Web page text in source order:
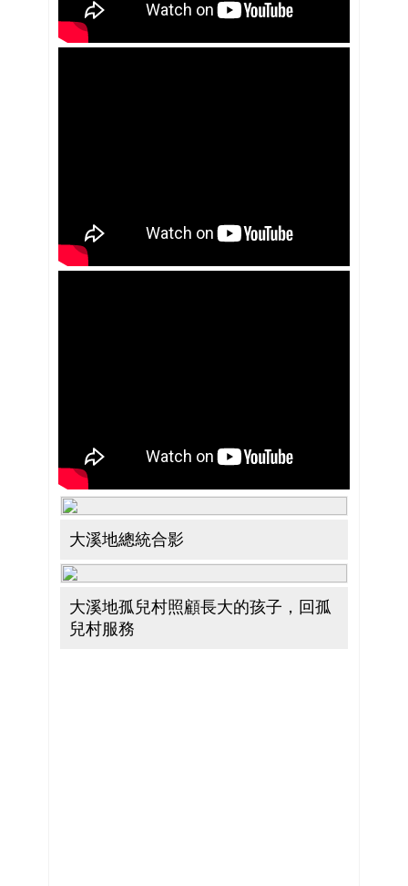
大溪地總統合影
大溪地孤兒村照顧長大的孩子，回孤
兒村服務